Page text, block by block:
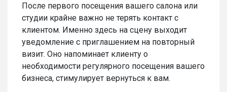
После первого посещения вашего салона или
студии крайне важно не терять контакт с
клиентом. Именно здесь на сцену выходит
уведомление с приглашением на повторный
визит. Оно напоминает клиенту о
необходимости регулярного посещения вашего
бизнеса, стимулирует вернуться к вам.